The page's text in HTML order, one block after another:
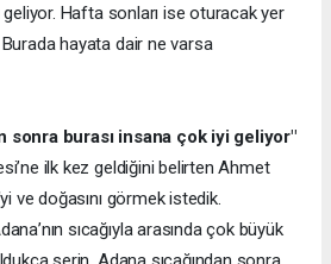
Hafta sonları ise oturacak yer
hayata dair ne varsa
sonra burası insana çok iyi geliyor"
ilk kez geldiğini belirten Ahmet
ve doğasını görmek istedik.
sıcağıyla arasında çok büyük